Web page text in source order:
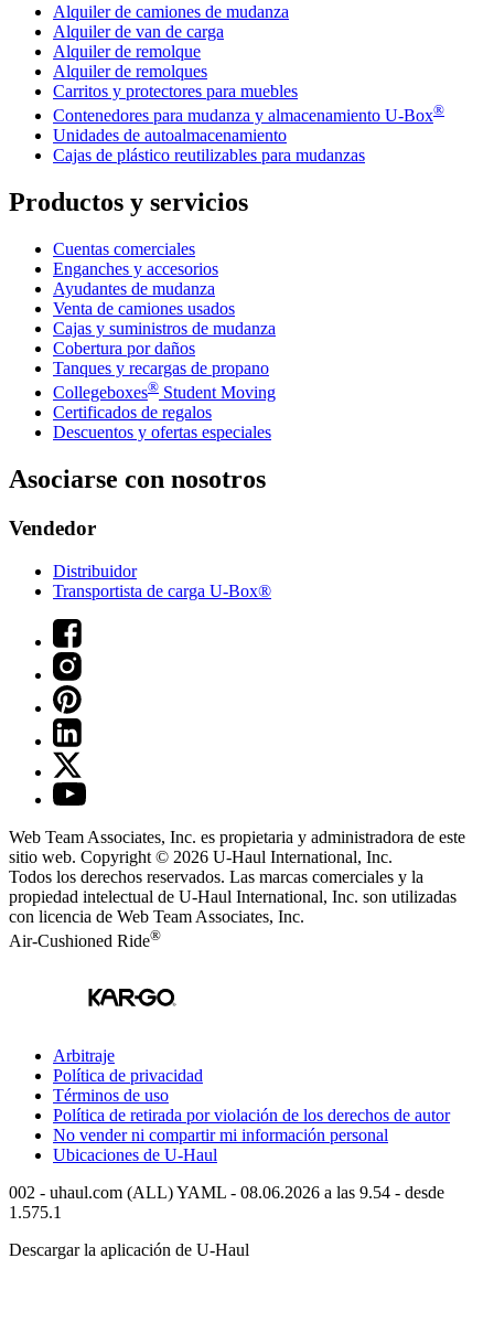
Alquiler de camiones de mudanza
Alquiler de van de carga
Alquiler de remolque
Alquiler de remolques
Carritos y protectores para muebles
Contenedores para mudanza y almacenamiento U-Box®
Unidades de autoalmacenamiento
Cajas de plástico reutilizables para mudanzas
Productos y servicios
Cuentas comerciales
Enganches y accesorios
Ayudantes de mudanza
Venta de camiones usados
Cajas y suministros de mudanza
Cobertura por daños
Tanques y recargas de propano
Collegeboxes® Student Moving
Certificados de regalos
Descuentos y ofertas especiales
Asociarse con nosotros
Vendedor
Distribuidor
Transportista de carga U-Box®
Web Team Associates, Inc. es propietaria y administradora de este
sitio web. Copyright © 2026 U-Haul International, Inc.
Todos los derechos reservados. Las marcas comerciales y la
propiedad intelectual de U-Haul International, Inc. son utilizadas
con licencia de Web Team Associates, Inc.
Air-Cushioned Ride®
Arbitraje
Política de privacidad
Términos de uso
Política de retirada por violación de los derechos de autor
No vender ni compartir mi información personal
Ubicaciones de U-Haul
002 - uhaul.com (ALL) YAML - 08.06.2026 a las 9.54 - desde
1.575.1
Descargar la aplicación de U-Haul